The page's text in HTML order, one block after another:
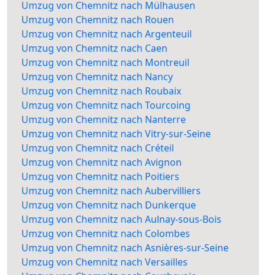
Umzug von Chemnitz nach Mülhausen
Umzug von Chemnitz nach Rouen
Umzug von Chemnitz nach Argenteuil
Umzug von Chemnitz nach Caen
Umzug von Chemnitz nach Montreuil
Umzug von Chemnitz nach Nancy
Umzug von Chemnitz nach Roubaix
Umzug von Chemnitz nach Tourcoing
Umzug von Chemnitz nach Nanterre
Umzug von Chemnitz nach Vitry-sur-Seine
Umzug von Chemnitz nach Créteil
Umzug von Chemnitz nach Avignon
Umzug von Chemnitz nach Poitiers
Umzug von Chemnitz nach Aubervilliers
Umzug von Chemnitz nach Dunkerque
Umzug von Chemnitz nach Aulnay-sous-Bois
Umzug von Chemnitz nach Colombes
Umzug von Chemnitz nach Asnières-sur-Seine
Umzug von Chemnitz nach Versailles